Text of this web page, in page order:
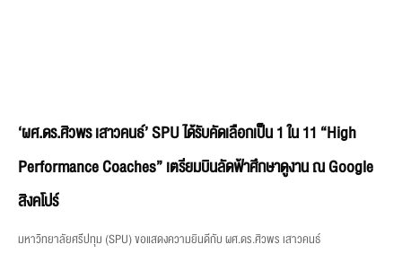
‘ผศ.ดร.ศิวพร เสาวคนธ์’ SPU ได้รับคัดเลือกเป็น 1 ใน 11 “High
Performance Coaches” เตรียมบินลัดฟ้าศึกษาดูงาน ณ Google
สิงคโปร์
มหาวิทยาลัยศรีปทุม (SPU) ขอแสดงความยินดีกับ ผศ.ดร.ศิวพร เสาวคนธ์